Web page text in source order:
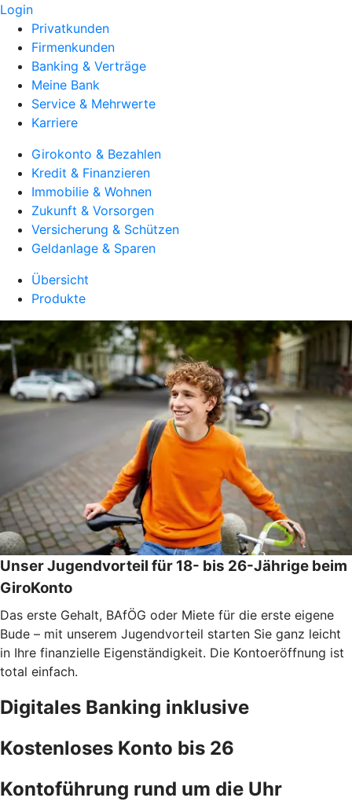
Login
Privatkunden
Firmenkunden
Banking & Verträge
Meine Bank
Service & Mehrwerte
Karriere
Girokonto & Bezahlen
Kredit & Finanzieren
Immobilie & Wohnen
Zukunft & Vorsorgen
Versicherung & Schützen
Geldanlage & Sparen
Übersicht
Produkte
Unser Jugendvorteil für 18- bis 26-Jährige beim
GiroKonto
Das erste Gehalt, BAfÖG oder Miete für die erste eigene
Bude – mit unserem Jugendvorteil starten Sie ganz leicht
in Ihre finanzielle Eigenständigkeit. Die Kontoeröffnung ist
total einfach.
Digitales Banking inklusive
Kostenloses Konto bis 26
Kontoführung rund um die Uhr